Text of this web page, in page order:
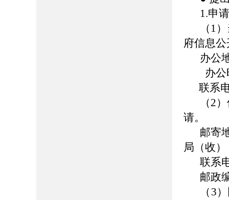
1.申
（1
府信息
办公
办公时
联系电
（2
请。
邮寄
局（收
联系
邮政
（3）